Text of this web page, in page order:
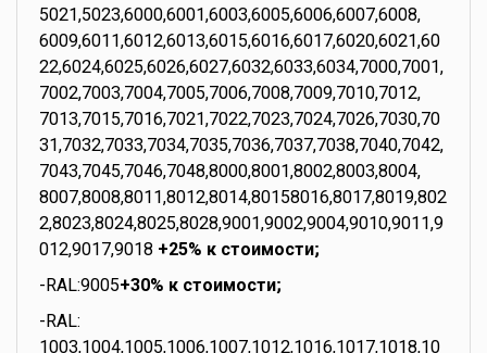
5021,5023,6000,6001,6003,6005,6006,6007,6008,
6009,6011,6012,6013,6015,6016,6017,6020,6021,60
22,6024,6025,6026,6027,6032,6033,6034,7000,7001,
7002,7003,7004,7005,7006,7008,7009,7010,7012,
7013,7015,7016,7021,7022,7023,7024,7026,7030,70
31,7032,7033,7034,7035,7036,7037,7038,7040,7042,
7043,7045,7046,7048,8000,8001,8002,8003,8004,
8007,8008,8011,8012,8014,80158016,8017,8019,802
2,8023,8024,8025,8028,9001,9002,9004,9010,9011,9
012,9017,9018 +25% к стоимости;
-RAL:9005+30% к стоимости;
-RAL:
1003,1004,1005,1006,1007,1012,1016,1017,1018,10